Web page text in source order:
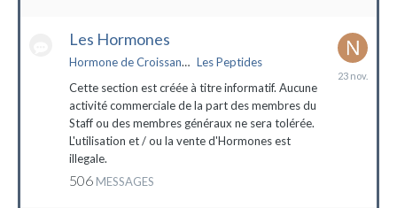
Les Hormones
Hormone de Croissance (HGH) Les Peptides
Cette section est créée à titre informatif. Aucune
activité commerciale de la part des membres du
Staff ou des membres généraux ne sera tolérée.
L'utilisation et / ou la vente d'Hormones est
illegale.
506 MESSAGES
23